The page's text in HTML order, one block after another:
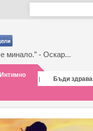
минало.” - Оскар...
Интимно
| Бъди здрава